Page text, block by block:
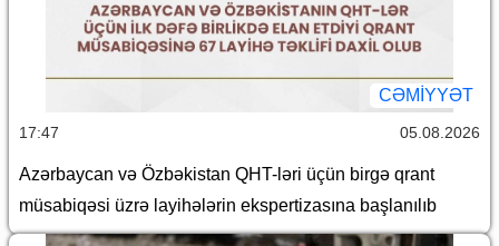
CƏMİYYƏT
17:47 05.08.2026
Azərbaycan və Özbəkistan QHT-ləri üçün birgə qrant
müsabiqəsi üzrə layihələrin ekspertizasına başlanılıb